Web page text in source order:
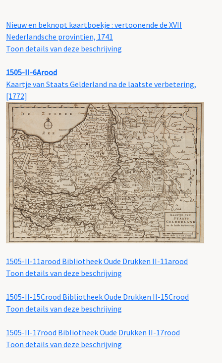
Nieuw en beknopt kaartboekje : vertoonende de XVII
Nederlandsche provintien, 1741
Toon details van deze beschrijving
1505-II-6Arood
Kaartje van Staats Gelderland na de laatste verbetering,
[1772]
1505-II-11arood Bibliotheek Oude Drukken II-11arood
Toon details van deze beschrijving
1505-II-15Crood Bibliotheek Oude Drukken II-15Crood
Toon details van deze beschrijving
1505-II-17rood Bibliotheek Oude Drukken II-17rood
Toon details van deze beschrijving